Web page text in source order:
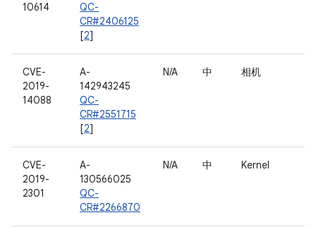
10614
QC-
CR#2406125
[2]
CVE-
2019-
14088
A-
142943245
QC-
CR#2551715
[2]
N/A 中 相机
CVE-
2019-
2301
A-
130566025
QC-
CR#2266870
N/A 中 Kernel